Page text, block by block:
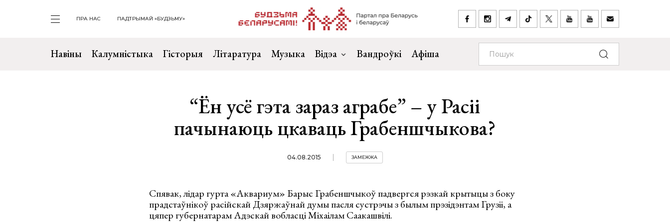
ПРА НАС ПАДТРЫМАЙ «БУДЗЬМУ»
Навіны Калумністыка Гісторыя Літаратура Музыка Відэа Вандроўкі Афіша
“Ён усё гэта зараз аграбе” – у Расіі
пачынаюць цкаваць Грабеншчыкова?
04.08.2015 ЗАМЕЖЖА
Спявак, лідар гурта «Аквариум» Барыс Грабеншчыкоў падвергся рэзкай крытыцы з боку
прадстаўнікоў расійскай Дзяржаўнай думы пасля сустрэчы з былым прэзідэнтам Грузіі, а
цяпер губернатарам Адэскай вобласці Міхаілам Саакашвілі.